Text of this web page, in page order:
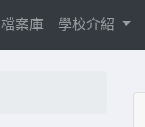
檔案庫 學校介紹